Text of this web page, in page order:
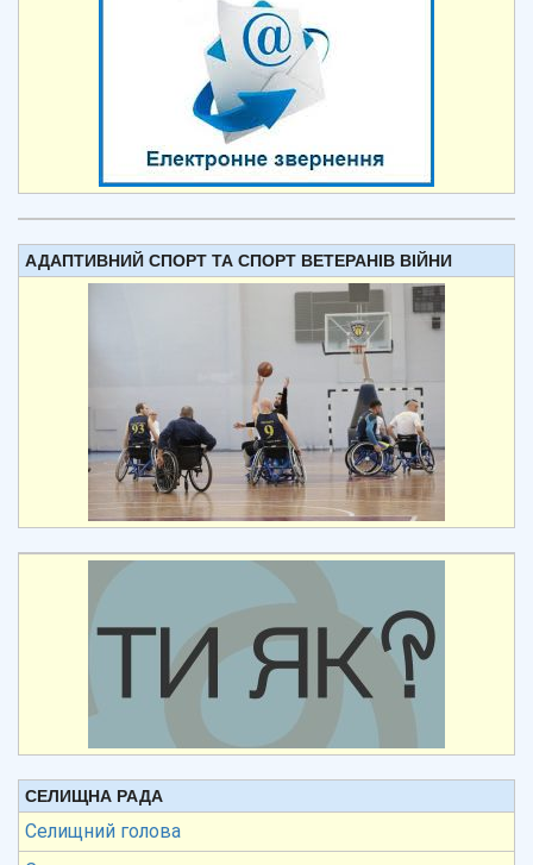
АДАПТИВНИЙ СПОРТ ТА СПОРТ ВЕТЕРАНІВ ВІЙНИ
СЕЛИЩНА РАДА
Селищний голова